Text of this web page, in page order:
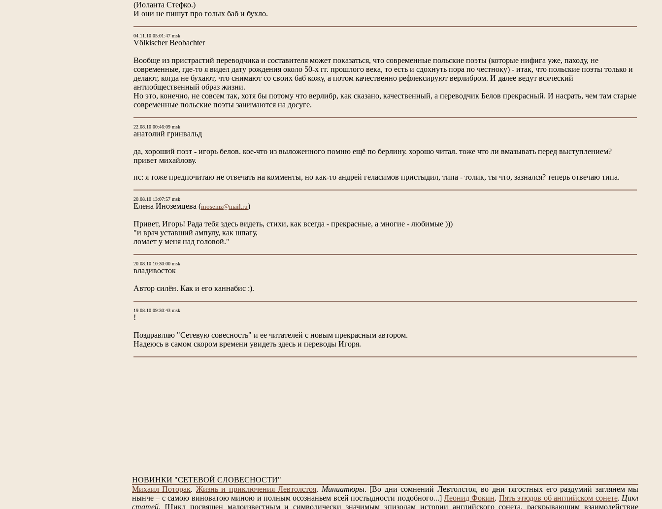
(Иоланта Стефко.)
И они не пишут про голых баб и бухло.
04.11.10 05:01:47 msk
Völkischer Beobachter
Вообще из пристрастий переводчика и составителя может показаться, что современные польские поэты (которые нифига уже, паходу, не
современные, где-то я видел дату рождения около 50-х гг. прошлого века, то есть и сдохнуть пора по честноку) - итак, что польские поэты только и
делают, когда не бухают, что снимают со своих баб кожу, а потом качественно рефлексируют верлибром. И далее ведут всяческий
антиобщественный образ жизни.
Но это, конечно, не совсем так, хотя бы потому что верлибр, как сказано, качественный, а переводчик Белов прекрасный. И насрать, чем там старые
современные польские поэты занимаются на досуге.
22.08.10 00:46:09 msk
анатолий гринвальд
да, хороший поэт - игорь белов. кое-что из выложенного помню ещё по берлину. хорошо читал. тоже что ли вмазывать перед выступлением?
привет михайлову.
пс: я тоже предпочитаю не отвечать на комменты, но как-то андрей геласимов пристыдил, типа - толик, ты что, зазнался? теперь отвечаю типа.
20.08.10 13:07:57 msk
Елена Иноземцева (inosemz@mail.ru)
Привет, Игорь! Рада тебя здесь видеть, стихи, как всегда - прекрасные, а многие - любимые )))
"и врач уставший ампулу, как шпагу,
ломает у меня над головой."
20.08.10 10:30:00 msk
владивосток
Автор силён. Как и его каннабис :).
19.08.10 09:30:43 msk
!
Поздравляю "Сетевую совесность" и ее читателей с новым прекрасным автором.
Надеюсь в самом скором времени увидеть здесь и переводы Игоря.
НОВИНКИ "СЕТЕВОЙ СЛОВЕСНОСТИ"
Михаил Поторак. Жизнь и приключения Левтолстоя. Миниатюры. [Во дни сомнений Левтолстоя, во дни тягостных его раздумий заглянем мы
нынче – с самою виноватою миною и полным осознаньем всей постыдности подобного...] Леонид Фокин. Пять этюдов об английском сонете. Цикл
статей. [Цикл посвящен малоизвестным и символически значимым эпизодам истории английского сонета, раскрывающим взаимодействие